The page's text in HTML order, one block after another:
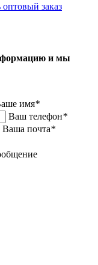
заказ
и мы
имя*
Ваш телефон*
Ваша почта*